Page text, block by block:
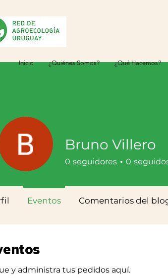
Inicio ¿Quiénes Somos? ¿Qué Hacemos?
y administra tus pedidos aquí.
Bruno Villero
0 seguidores 0
Eventos Comentarios del